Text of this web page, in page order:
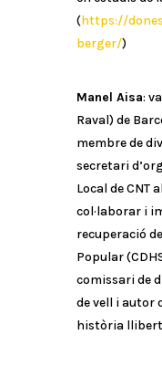
(https://
berger/)
Manel Aisa:
Raval) de
membre de
secretari
Local de CNT
col·laborar i
recuperació
Popular
comissari de
de vell i autor
història